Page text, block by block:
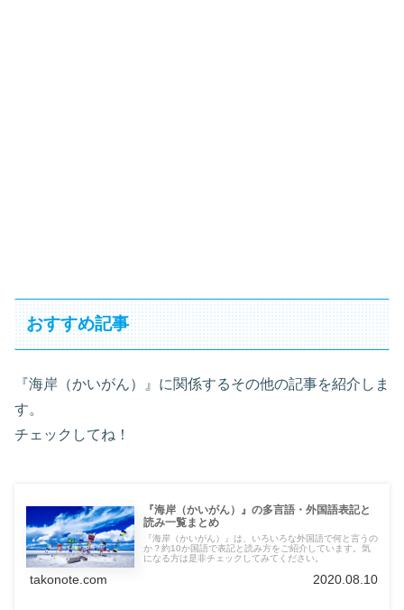
おすすめ記事
『海岸（かいがん）』に関係するその他の記事を紹介しま
す。
チェックしてね！
『海岸（かいがん）』の多言語・外国語表記と
読み一覧まとめ
『海岸（かいがん）』は、いろいろな外国語で何と言うの
か？約10か国語で表記と読み方をご紹介しています。気
になる方は是非チェックしてみてください。
takonote.com 2020.08.10